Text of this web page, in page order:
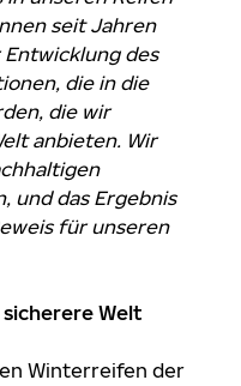
seit Jahren
des
die in die
die wir
anbieten. Wir
und das Ergebnis
für unseren
Welt
Winterreifen der